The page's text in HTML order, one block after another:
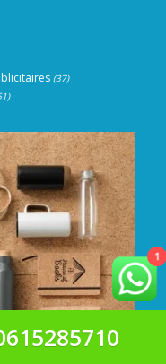
(37)
1